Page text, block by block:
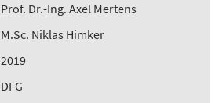
Prof. Dr.-Ing. Axel Mertens
M.Sc. Niklas Himker
2019
DFG